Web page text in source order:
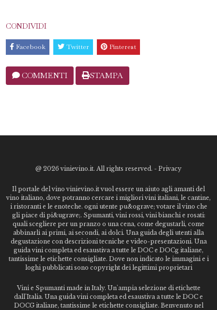
CONDIVIDI
Facebook Twitter Pinterest
COMMENTI STAMPA
@ 2026 vinievino.it. All rights reserved. - Privacy
Il portale del vino vinievino.it vuol essere un aiuto agli amanti del
vino italiano, dove potranno cercare i migliori vini italiani, le cantine,
i ristoranti e le enoteche. ogni utente pu&ograve; votare il vino che
gli piace di pi&ugrave;. Spumanti, vini rossi, vini bianchi e rosati:
quali scegliere per un pranzo o una cena, come degustarli, come
abbinarli ai primi, ai secondi, ai dolci. Una guida degli utenti alla
degustazione con descrizioni tecniche e video-presentazioni. Una
guida vini completa ed esaustiva a tutte le DOC e DOCg italiane,
tantissime le etichette consigliate. Dove non indicato le immagini e i
loghi pubblicati sono copyright dei legittimi proprietari
Vini e Spumanti made in Italy. Un'ampia selezione di etichette
dall'Italia. Una guida vini completa ed esaustiva a tutte le DOC e
DOCG italiane, tantissime le etichette consigliate. Benvenuto nel